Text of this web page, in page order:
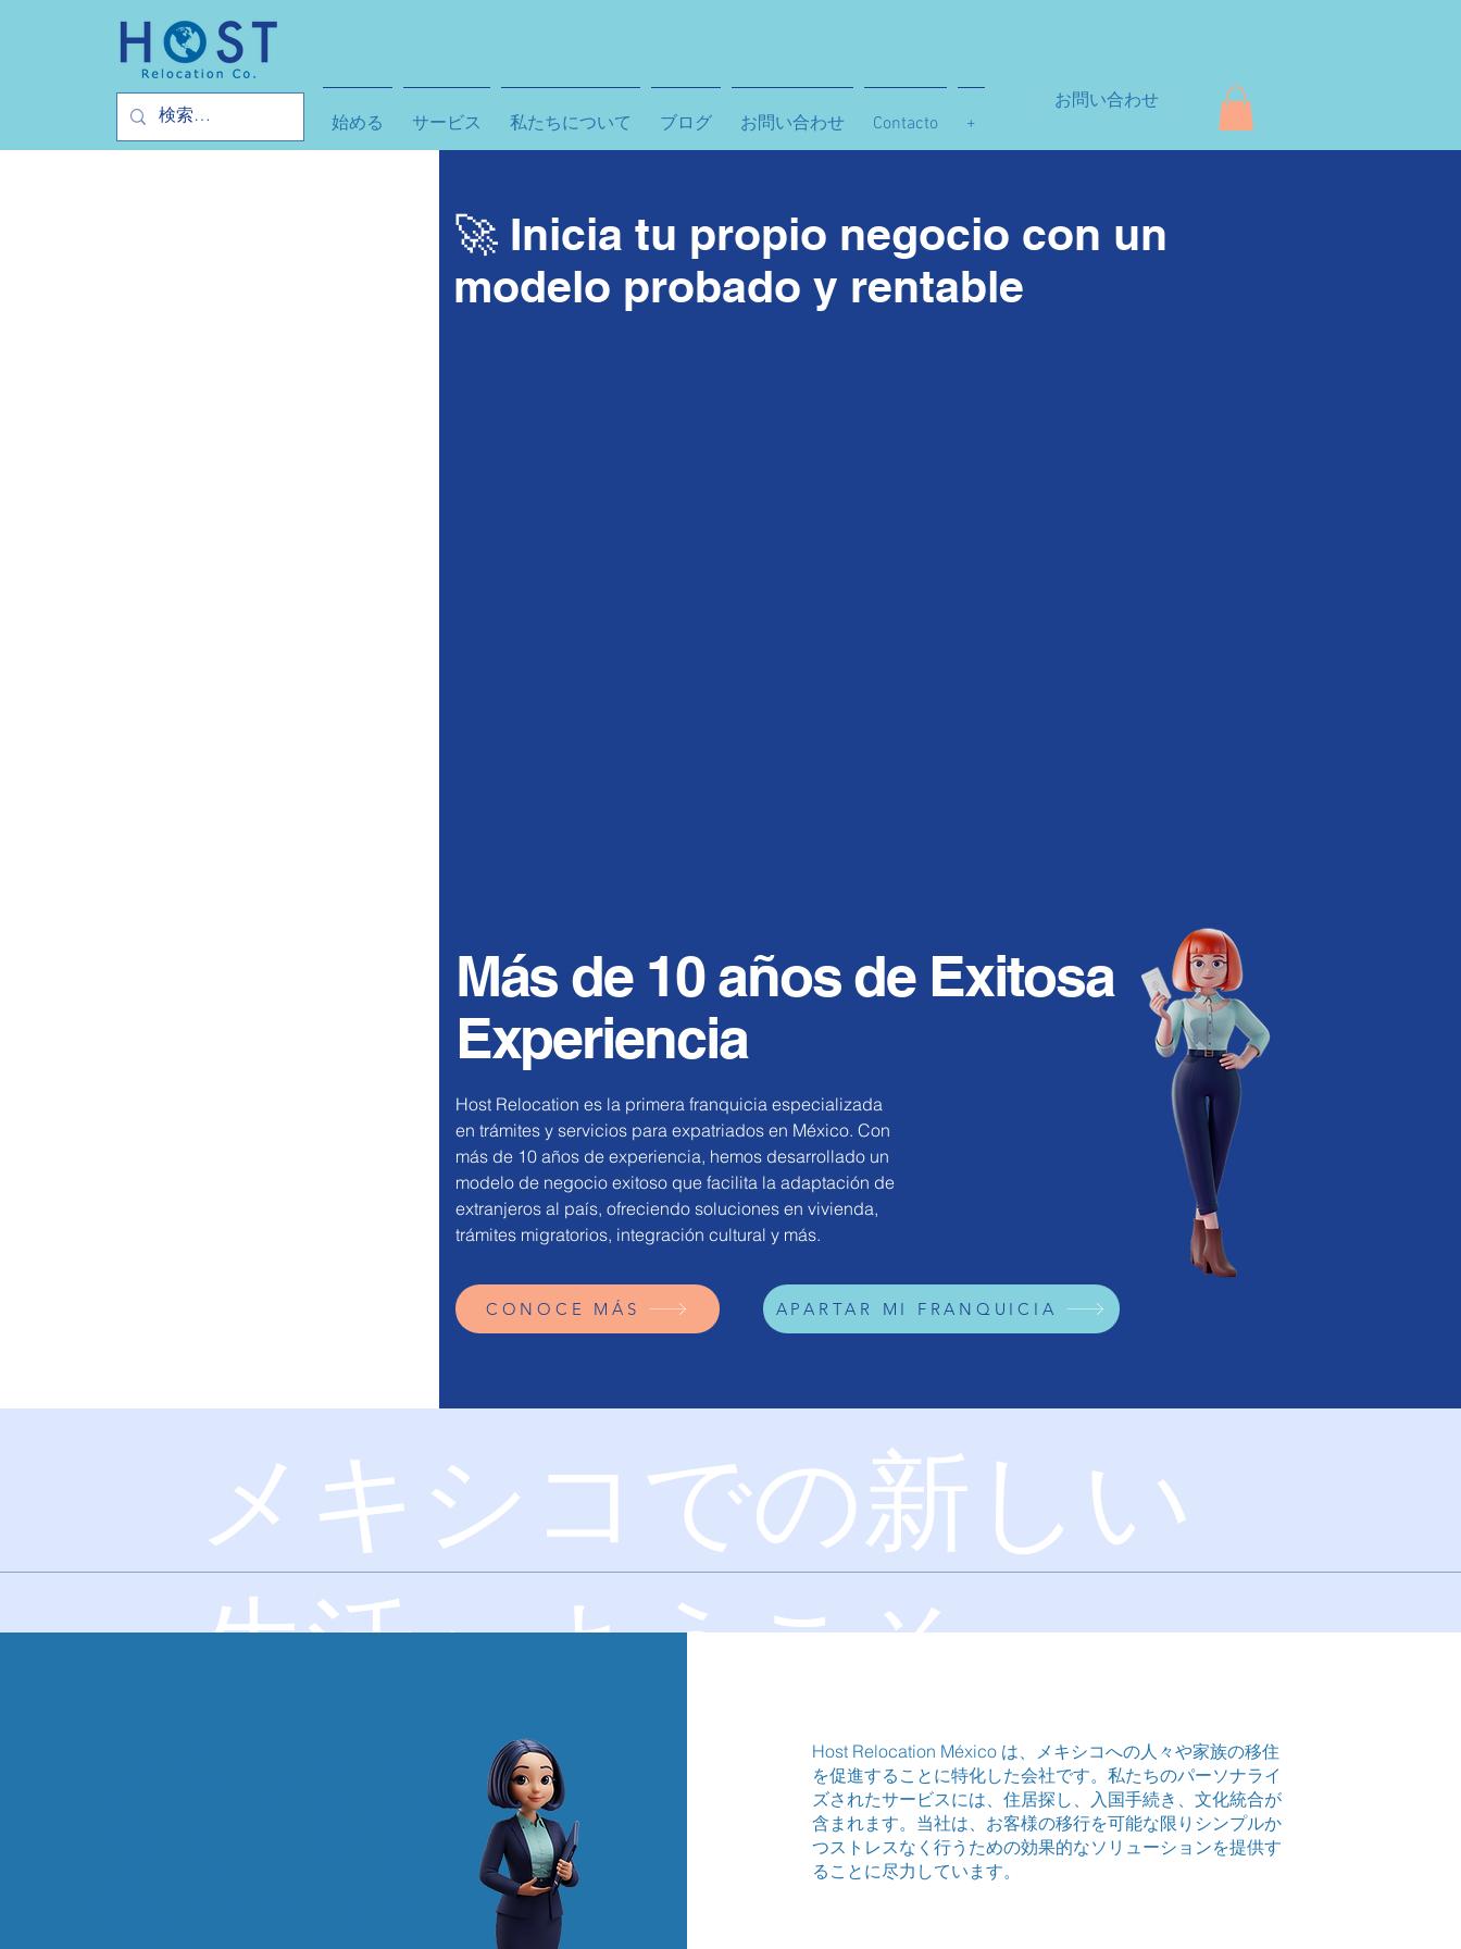
始める サービス 私たちについて ブログ お問い合わせ Contacto +
お問い合わせ
🚀 Inicia tu propio negocio con un
modelo probado y rentable
Más de 10 años de Exitosa
Experiencia
Host Relocation es la primera franquicia especializada
en trámites y servicios para expatriados en México. Con
más de 10 años de experiencia, hemos desarrollado un
modelo de negocio exitoso que facilita la adaptación de
extranjeros al país, ofreciendo soluciones en vivienda,
trámites migratorios, integración cultural y más.
CONOCE MÁS APARTAR MI FRANQUICIA
メキシコでの新しい
生活へようこそ。
Host Relocation México は、メキシコへの人々や家族の移住
を促進することに特化した会社です。私たちのパーソナライ
ズされたサービスには、住居探し、入国手続き、文化統合が
含まれます。当社は、お客様の移行を可能な限りシンプルか
つストレスなく行うための効果的なソリューションを提供す
ることに尽力しています。